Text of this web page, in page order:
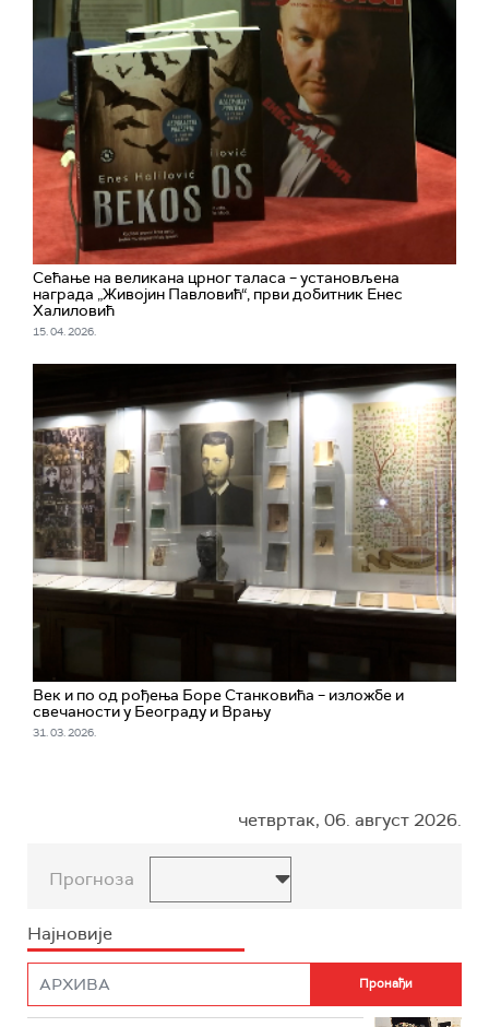
Сећање на великана црног таласа – установљена
награда „Живојин Павловић“, први добитник Енес
Халиловић
15. 04. 2026.
Век и по од рођења Боре Станковића – изложбе и
свечаности у Београду и Врању
31. 03. 2026.
четвртак, 06. август 2026.
Прогноза
Најновије